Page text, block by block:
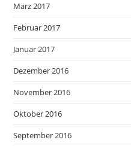
März 2017
Februar 2017
Januar 2017
Dezember 2016
November 2016
Oktober 2016
September 2016